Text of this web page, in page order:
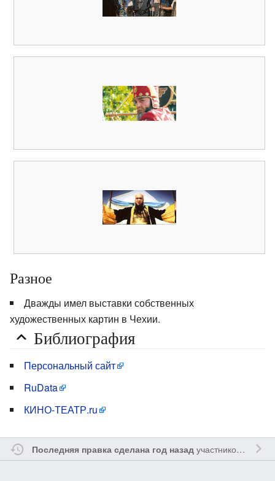
Разное
Дважды имел выставки собственных
художественных картин в Чехии.
Библиография
Персональный сайт
RuData
КИНО-ТЕАТР.ru
Последняя правка сделана год назадучастником